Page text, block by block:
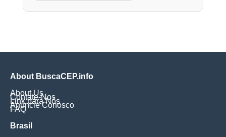
About BuscaCEP.info
About Us
Contate-Nos
Link para Nós
Anuncie Conosco
FAQ
Brasil